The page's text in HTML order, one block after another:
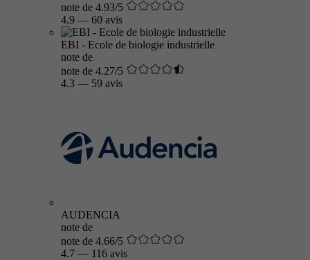
note de 4.93/5
4.9 — 60 avis
EBI - Ecole de biologie industrielle
note de
note de 4.27/5
4.3 — 59 avis
AUDENCIA
note de
note de 4.66/5
4.7 — 116 avis